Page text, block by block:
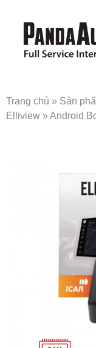
Trang chủ » Sản
Elliview »Android